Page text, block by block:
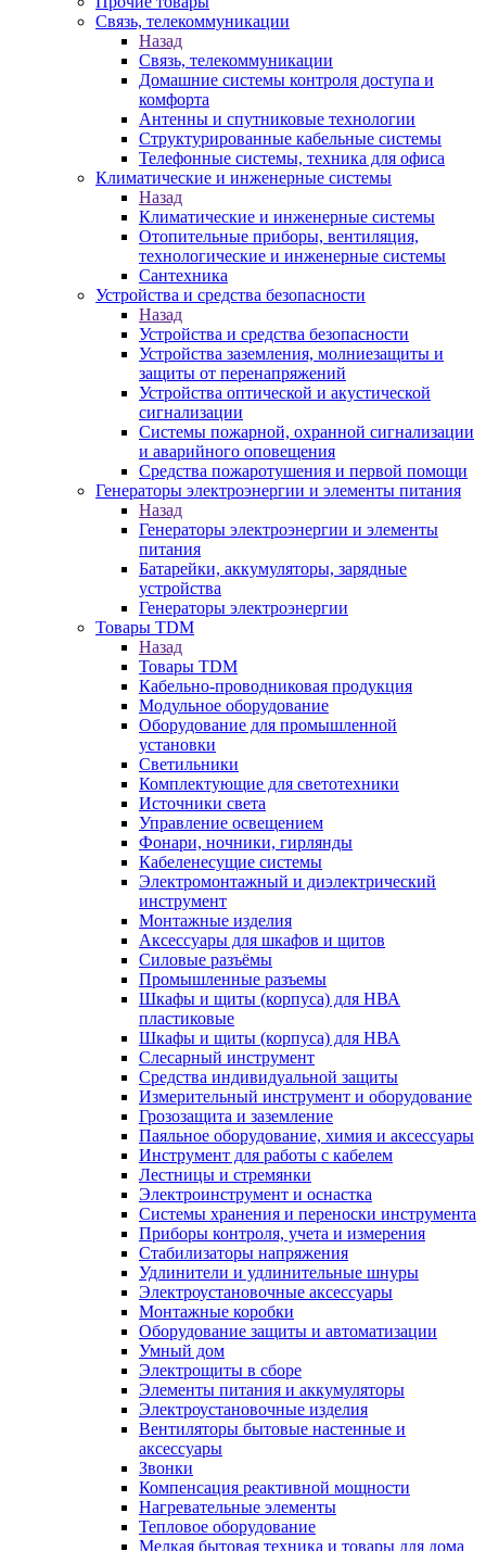
Связь, телекоммуникации
Назад
Связь, телекоммуникации
Домашние системы контроля доступа и
комфорта
Антенны и спутниковые технологии
Структурированные кабельные системы
Телефонные системы, техника для офиса
Климатические и инженерные системы
Назад
Климатические и инженерные системы
Отопительные приборы, вентиляция,
технологические и инженерные системы
Сантехника
Устройства и средства безопасности
Назад
Устройства и средства безопасности
Устройства заземления, молниезащиты и
защиты от перенапряжений
Устройства оптической и акустической
сигнализации
Системы пожарной, охранной сигнализации
и аварийного оповещения
Средства пожаротушения и первой помощи
Генераторы электроэнергии и элементы питания
Назад
Генераторы электроэнергии и элементы
питания
Батарейки, аккумуляторы, зарядные
устройства
Генераторы электроэнергии
Товары TDM
Назад
Товары TDM
Кабельно-проводниковая продукция
Модульное оборудование
Оборудование для промышленной
установки
Светильники
Комплектующие для светотехники
Источники света
Управление освещением
Фонари, ночники, гирлянды
Кабеленесущие системы
Электромонтажный и диэлектрический
инструмент
Монтажные изделия
Аксессуары для шкафов и щитов
Силовые разъёмы
Промышленные разъемы
Шкафы и щиты (корпуса) для НВА
пластиковые
Шкафы и щиты (корпуса) для НВА
Слесарный инструмент
Средства индивидуальной защиты
Измерительный инструмент и оборудование
Грозозащита и заземление
Паяльное оборудование, химия и аксессуары
Инструмент для работы с кабелем
Лестницы и стремянки
Электроинструмент и оснастка
Системы хранения и переноски инструмента
Приборы контроля, учета и измерения
Стабилизаторы напряжения
Удлинители и удлинительные шнуры
Электроустановочные аксессуары
Монтажные коробки
Оборудование защиты и автоматизации
Умный дом
Электрощиты в сборе
Элементы питания и аккумуляторы
Электроустановочные изделия
Вентиляторы бытовые настенные и
аксессуары
Звонки
Компенсация реактивной мощности
Нагревательные элементы
Тепловое оборудование
Мелкая бытовая техника и товары для дома